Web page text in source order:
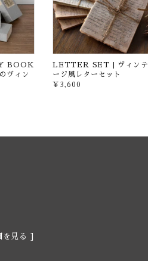
BOOK
ヴィン
LETTER SET | ヴィンテ
ージ風レターセット
¥3,600
を見る ]